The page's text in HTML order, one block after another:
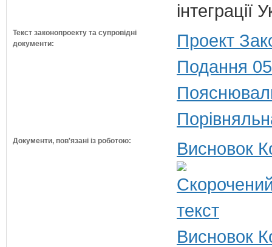
Текст законопроекту та супровідні
документи:
Проект
Подання
Документи, пов'язані із роботою: Висновок
Висновок